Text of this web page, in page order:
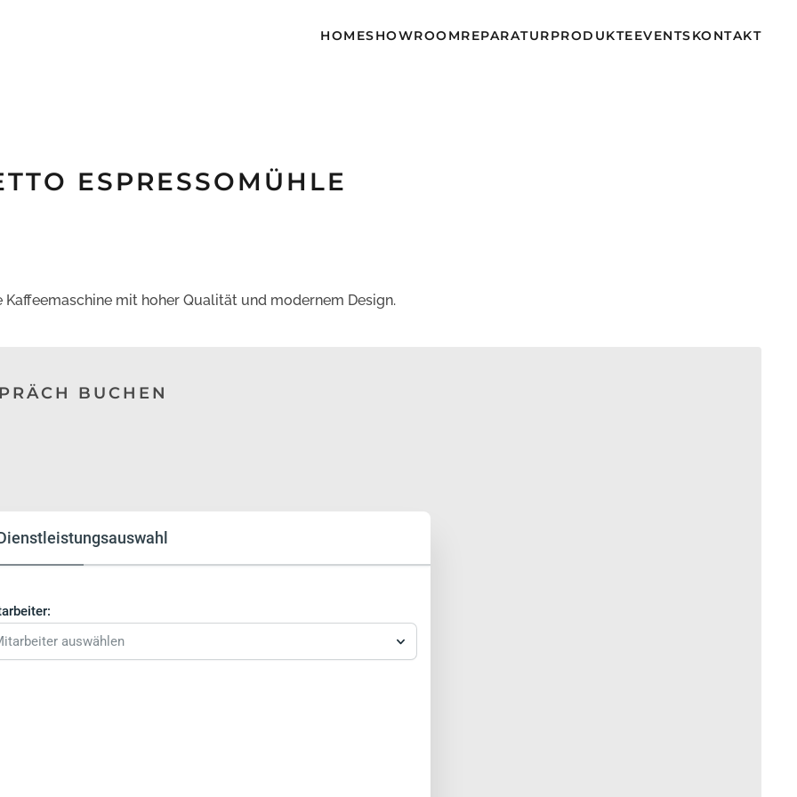
HOMESHOWROOMREPARATURPRODUKTEEVENTSKONTAKT
ESPRESSOMÜHLE
mit hoher Qualität und modernem Design.
BUCHEN
auswählen